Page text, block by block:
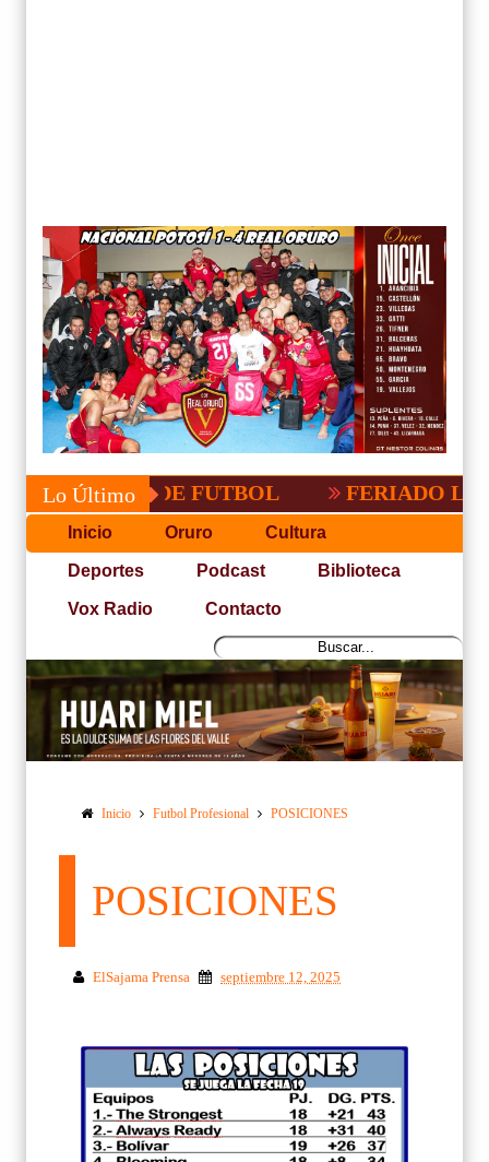
Lo ÚltimoDE FUTBOL FERIADO LARGO
Inicio Oruro Cultura
Deportes Podcast Biblioteca
Vox Radio Contacto
Inicio Futbol Profesional POSICIONES
POSICIONES
ElSajama Prensa septiembre 12, 2025